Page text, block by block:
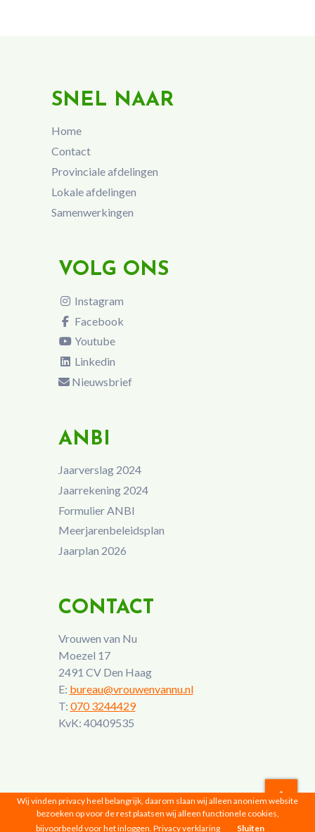
SNEL NAAR
Home
Contact
Provinciale afdelingen
Lokale afdelingen
Samenwerkingen
VOLG ONS
Instagram
Facebook
Youtube
Linkedin
Nieuwsbrief
ANBI
Jaarverslag 2024
Jaarrekening 2024
Formulier ANBI
Meerjarenbeleidsplan
Jaarplan 2026
CONTACT
Vrouwen van Nu
Moezel 17
2491 CV Den Haag
E: bureau@vrouwenvannu.nl
T: 070 3244429
KvK: 40409535
Vrouwen van Nu © 2026 |Privacyverklaring
Wij vinden privacy heel belangrijk, daarom slaan wij alleen anoniem website
bezoeken op voor de rest plaatsen wij alleen functionele cookies,
bijvoorbeeld voor het inloggen. Privacy verklaring Sluiten